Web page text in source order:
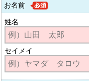
お名前
姓名
セイメイ